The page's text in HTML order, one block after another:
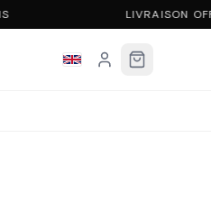
LIVRAISON